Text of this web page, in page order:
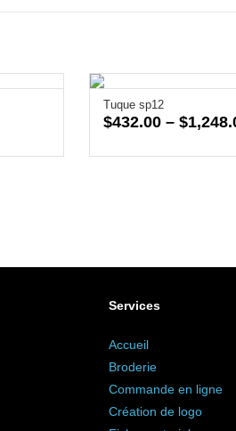
Tuque sp12
$432.00 – $
Services
Accueil
Broderie
Commande en ligne
Création de logo